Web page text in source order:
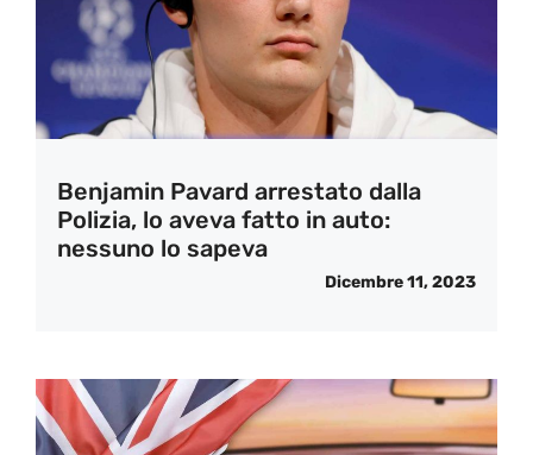
Benjamin Pavard arrestato dalla
Polizia, lo aveva fatto in auto:
nessuno lo sapeva
Dicembre 11, 2023